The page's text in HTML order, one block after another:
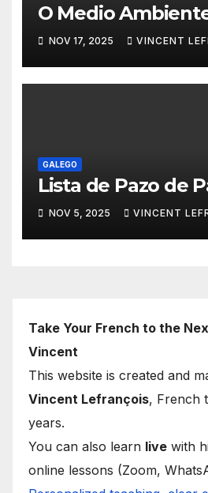
O Medio
NOV 17, 2025 VINCENT
GALEGO
Lista de Pazo de
NOV 5, 2025 VINCENT
Take Your French to the
Vincent
This website is created and
Vincent Lefrançois, French
years.
You can also learn live with
online lessons (Zoom,